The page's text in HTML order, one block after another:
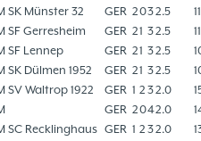
SK Münster 32 GER 2032.5
SF Gerresheim GER 21 32.5
SF Lennep GER 21 32.5
SK Dülmen 1952 GER 21 32.5
SV Waltrop 1922 GER 1 2 32.0
GER 2042.0
SC Recklinghaus GER 1 2 32.0